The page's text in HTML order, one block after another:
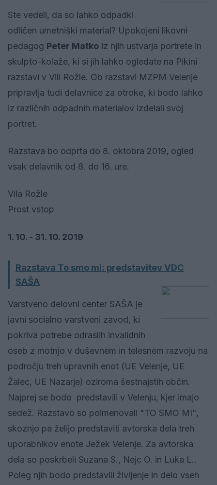
Ste vedeli, da so lahko odpadki
odličen umetniški material? Upokojeni likovni
pedagog Peter Matko iz njih ustvarja portrete in
skulpto-kolaže, ki si jih lahko ogledate na Pikini
razstavi v Vili Rožle. Ob razstavi MZPM Velenje
pripravlja tudi delavnice za otroke, ki bodo lahko
iz različnih odpadnih materialov izdelali svoj
portret.
Razstava bo odprta do 8. oktobra 2019, ogled
vsak delavnik od 8. do 16. ure.
Vila Rožle
Prost vstop
1. 10. - 31. 10. 2019
Razstava To smo mi: predstavitev VDC
SAŠA
Varstveno delovni center SAŠA je
javni socialno varstveni zavod, ki
pokriva potrebe odraslih invalidnih
oseb z motnjo v duševnem in telesnem razvoju na
področju treh upravnih enot (UE Velenje, UE
Žalec, UE Nazarje) oziroma šestnajstih občin.
Najprej se bodo predstavili v Velenju, kjer imajo
sedež. Razstavo so poimenovali "TO SMO MI",
skoznjo pa želijo predstaviti avtorska dela treh
uporabnikov enote Ježek Velenje. Za avtorska
dela so poskrbeli Suzana S., Nejc O. in Luka L..
Poleg njih bodo predstavili življenje in delo vseh